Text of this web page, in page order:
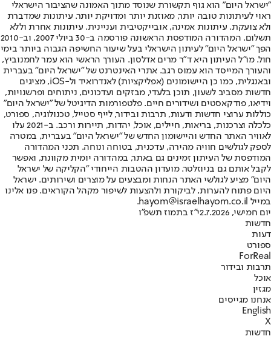
"ישראל היום" הוא גוף תקשורת שנוסד מתוך האמונה שהציבור הישראלי
ראוי לעיתונות טובה יותר, מאוזנת יותר ומדויקת יותר. עיתונות שמדברת
ולא צועקת. עיתונות אמינה, אובייקטיבית ועניינית. עיתונות אחרת וללא
תשלום. המהדורה המודפסת הראשונה פורסמה ב-30 ביולי 2007, וב-2010
הפך "ישראל היום" לעיתון הישראלי בעל שיעור החשיפה הגבוה ביותר בימי
חול. מו"ל העיתון היא ד"ר מרים אדלסון. העורך הראשי הוא עמר לחמנוביץ,
והעורך המייסד הוא עמוס רגב. אתרי האינטרנט של "ישראל היום" בעברית
ובאנגלית, כמו כן היישומונים (אפליקציות) לאנדרואיד ול-iOS, מציגים
חדשות מסביב לשעון, תוכן בלעדי, מבזקים ועדכונים, ניתוחים ופרשנויות,
וידיאו, פודקאסטים ושידורים חיים. פלטפורמות הדיגיטל של "ישראל היום"
כוללות ערוצי חדשות ודעות, תרבות ובידור, לייף סטייל, טכנולוגיה, ספורט,
כלכלה וצרכנות, בריאות, חיילים, אוכל, יהדות, תיירות ורכב. ב-2021 עלו
לאוויר האתר החדש והיישומון החדש של "ישראל היום" בעברית, במטרה
לספק לגולשים חוויה מהירה, עדכנית, בטוחה ונוחה. תכני המהדורה
המודפסת של העיתון זמינים גם באתר, במהדורה יומית מקוונת, ואפשר
לקבל אותם גם בניוזלטר. מועדון ההטבות הייחודי "הקליקה של ישראל
היום" מציע לגולשי האתר הנחות ומבצעים על מוצרים ושירותים. ישראל
היום פתוח להערות, לביקורת ולהצעות לשיפור מקהל הקוראים. פנו אלינו
במייל hayom@israelhayom.co.il.
יום חמישי, 2.7.2026
י"ז בתמוז תשפ"ו
חדשות
דעות
ספורט
ForReal
תרבות ובידור
אוכל
מגזין
אנחנו מגייסים
English
X
חדשות